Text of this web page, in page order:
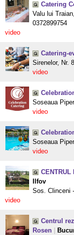
Catering
Valu lui
0372899754
video
Catering-
Sirenelor, Nr.
video
Soseaua
video
Soseaua
video
CENTRUL
Ilfov
Sos. Clinceni
video
Centrul
Rosen